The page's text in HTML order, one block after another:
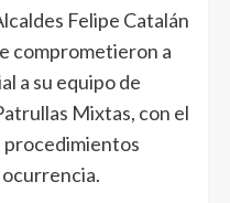
Felipe Catalán
comprometieron a
a su equipo de
Mixtas, con el
procedimientos